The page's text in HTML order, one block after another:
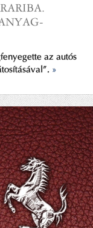
az autós
»